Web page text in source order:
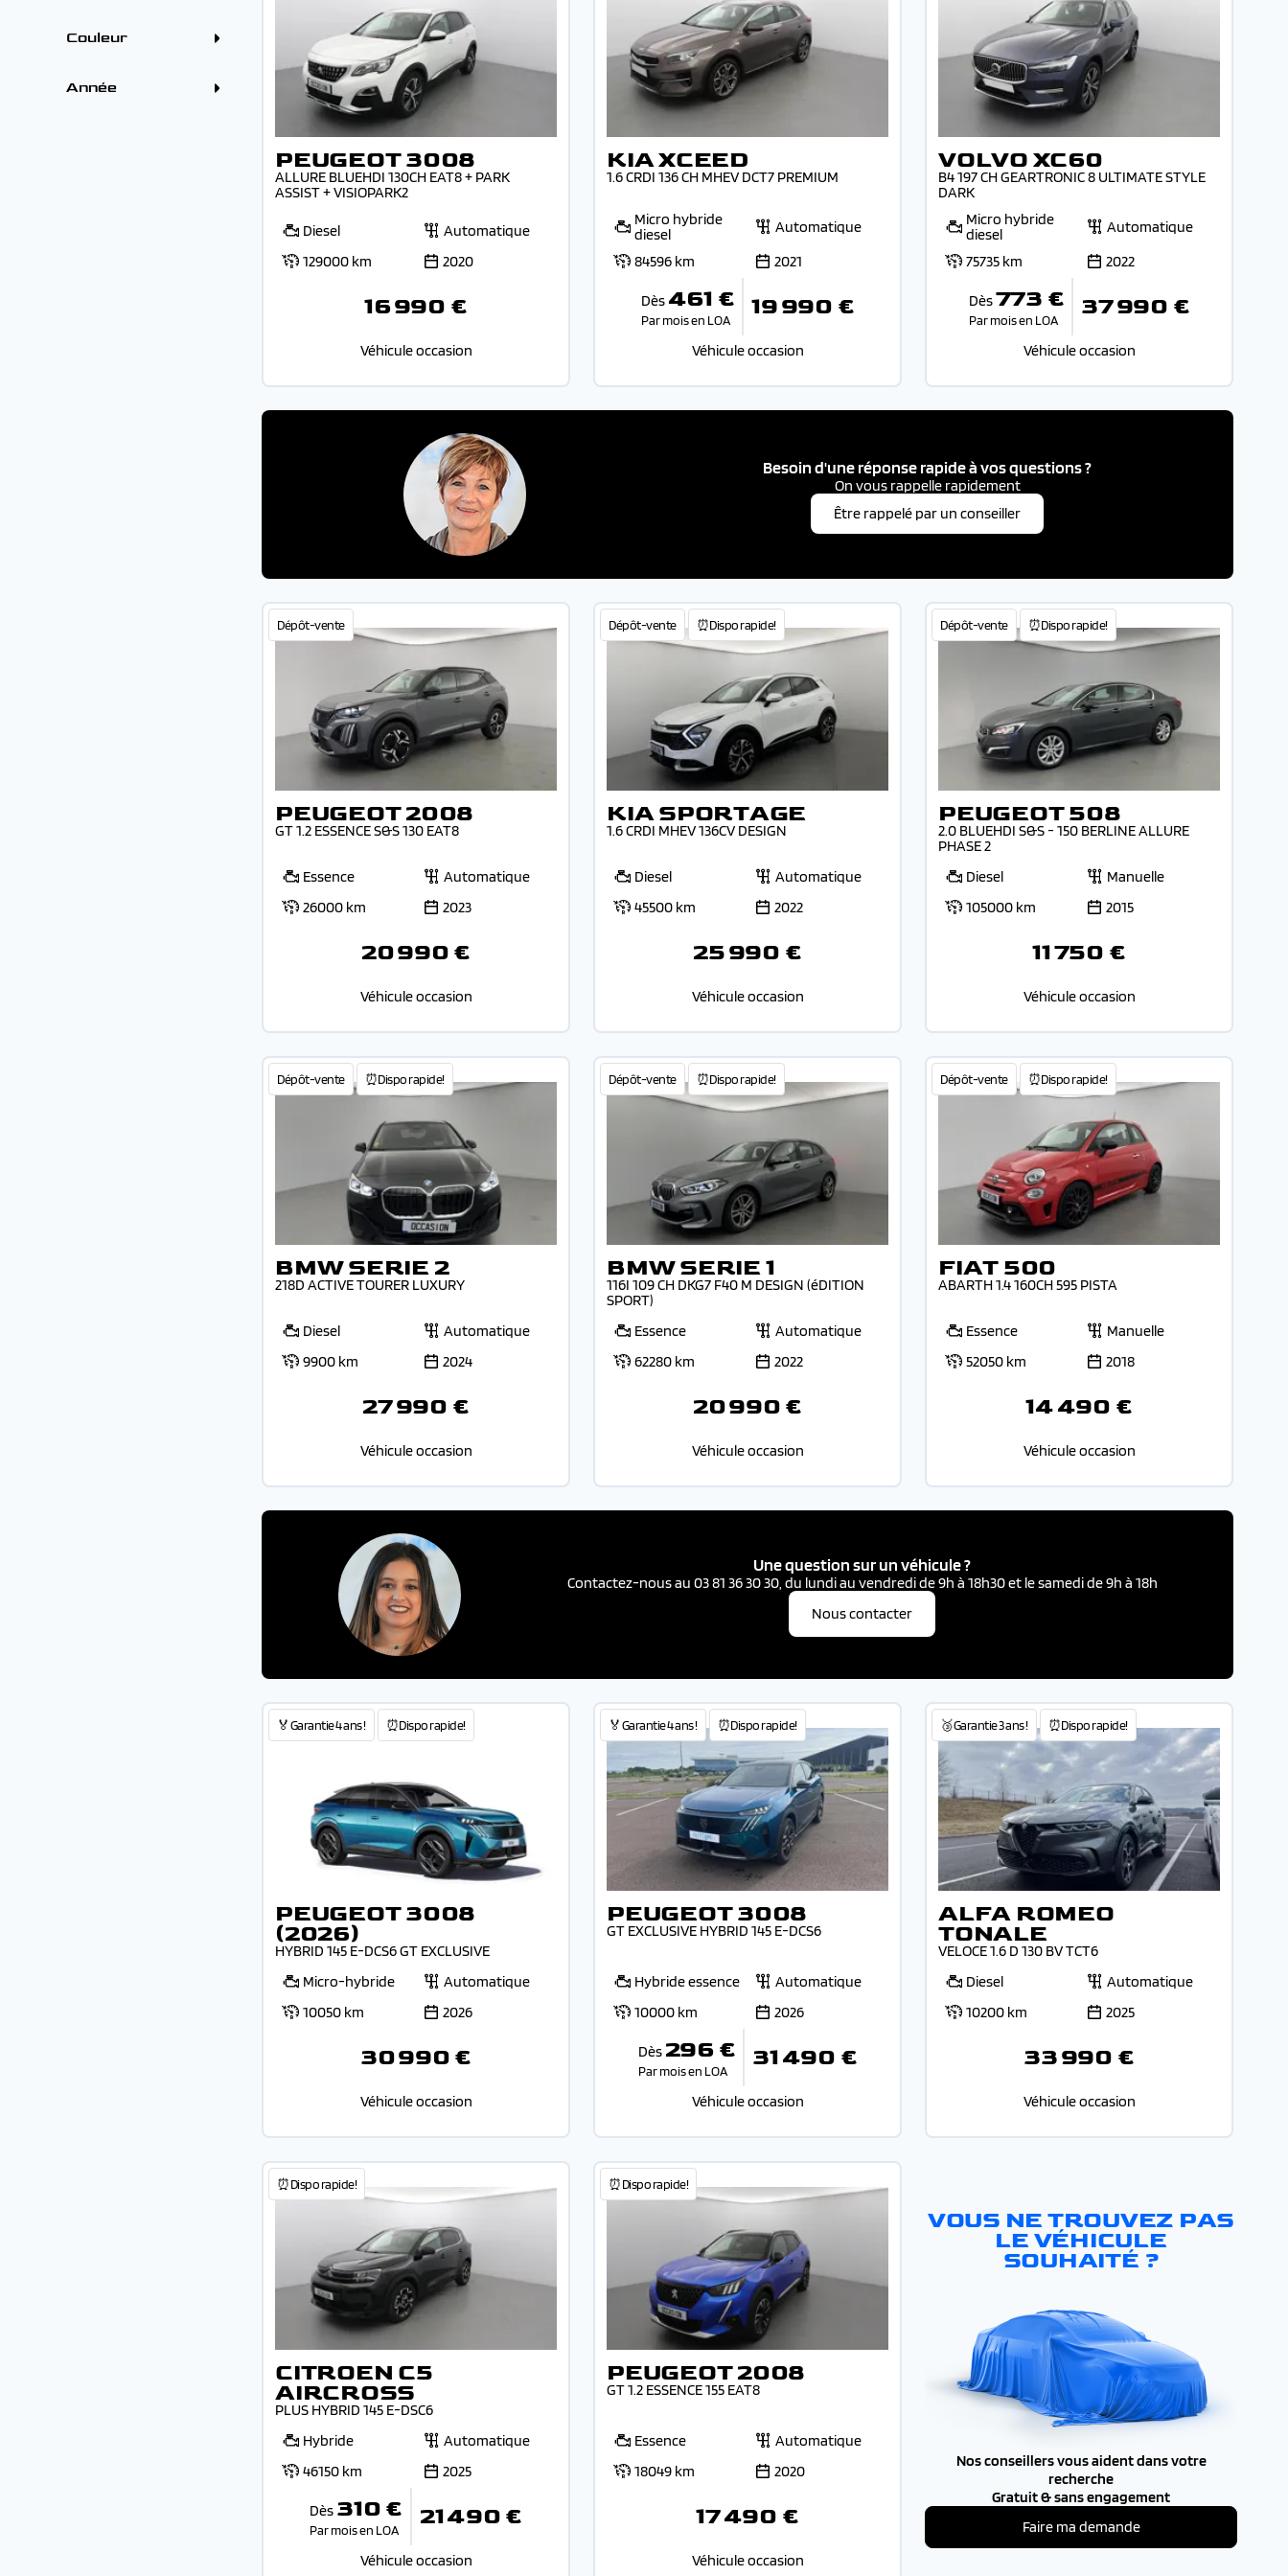
VOLVO (1)
Automatique (24)
Couleur
Gris (9)
Bleu (7)
Année
PEUGEOT 3008
ALLURE BLUEHDI 130CH EAT8 + PARK
ASSIST + VISIOPARK2
Diesel
Automatique
129000 km
2020
16 990 €
Véhicule occasion
KIA XCEED
1.6 CRDI 136 CH MHEV DCT7 PREMIUM
Micro hybride
diesel
Automatique
84596 km
2021
Dès 461 €
Par mois en LOA 19 990 €
Véhicule occasion
VOLVO XC60
B4 197 CH GEARTRONIC 8 ULTIMATE STYLE
DARK
Micro hybride
diesel
Automatique
75735 km
2022
Dès773 €
Par mois en LOA 37 990 €
Véhicule occasion
Besoin d'une réponse rapide à vos questions ?
On vous rappelle rapidement
Être rappelé par un conseiller
Dépôt-vente
PEUGEOT 2008
GT 1.2 ESSENCE S&S 130 EAT8
Essence
Automatique
26000 km
2023
20 990 €
Véhicule occasion
Dépôt-vente ⏰Dispo rapide!
KIA SPORTAGE
1.6 CRDI MHEV 136CV DESIGN
Diesel
Automatique
45500 km
2022
25 990 €
Véhicule occasion
Dépôt-vente ⏰Dispo rapide!
PEUGEOT 508
2.0 BLUEHDI S&S - 150 BERLINE ALLURE
PHASE 2
Diesel
Manuelle
105000 km
2015
11 750 €
Véhicule occasion
Dépôt-vente ⏰Dispo rapide!
BMW SERIE 2
218D ACTIVE TOURER LUXURY
Diesel
Automatique
9900 km
2024
27 990 €
Véhicule occasion
Dépôt-vente ⏰Dispo rapide!
BMW SERIE 1
116I 109 CH DKG7 F40 M DESIGN (éDITION
SPORT)
Essence
Automatique
62280 km
2022
20 990 €
Véhicule occasion
Dépôt-vente ⏰Dispo rapide!
FIAT 500
ABARTH 1.4 160CH 595 PISTA
Essence
Manuelle
52050 km
2018
14 490 €
Véhicule occasion
Une question sur un véhicule ?
Contactez-nous au 03 81 36 30 30, du lundi au vendredi de 9h à 18h30 et le samedi de 9h à 18h
Nous contacter
🏅Garantie 4 ans ! ⏰Dispo rapide!
PEUGEOT 3008
(2026)
HYBRID 145 E-DCS6 GT EXCLUSIVE
Micro-hybride
Automatique
10050 km
2026
30 990 €
Véhicule occasion
🏅Garantie 4 ans ! ⏰Dispo rapide!
PEUGEOT 3008
GT EXCLUSIVE HYBRID 145 E-DCS6
Hybride essence
Automatique
10000 km
2026
Dès 296 €
Par mois en LOA 31 490 €
Véhicule occasion
🥉Garantie 3 ans ! ⏰Dispo rapide!
ALFA ROMEO
TONALE
VELOCE 1.6 D 130 BV TCT6
Diesel
Automatique
10200 km
2025
33 990 €
Véhicule occasion
⏰Dispo rapide!
CITROEN C5
AIRCROSS
PLUS HYBRID 145 E-DSC6
Hybride
Automatique
46150 km
2025
Dès 310 €
Par mois en LOA 21 490 €
Véhicule occasion
⏰Dispo rapide!
PEUGEOT 2008
GT 1.2 ESSENCE 155 EAT8
Essence
Automatique
18049 km
2020
17 490 €
Véhicule occasion
VOUS NE TROUVEZ PAS
LE VÉHICULE
SOUHAITÉ ?
Nos conseillers vous aident dans votre
recherche
Gratuit & sans engagement
Faire ma demande